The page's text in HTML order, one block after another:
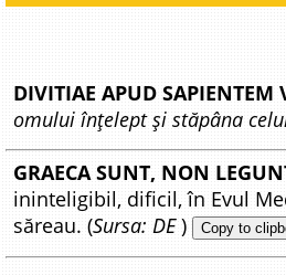
DIVITIAE APUD
omului înțelept și stăpâna
GRAECA SUNT, NON
ininteligibil, dificil, în Evul
săreau. (Sursa: DE) Copy to